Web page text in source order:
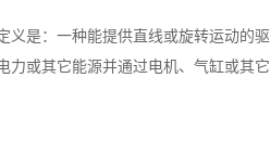
义是：一种能提供直线或旋转运动的驱
力或其它能源并通过电机、气缸或其它